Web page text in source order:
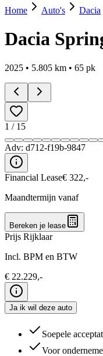
Home
Auto's Dacia
Dacia
2025 • 5.805 km • 65 pk
1 / 15
Adv: d712-f19b-9847
Financial Lease€ 322,-
Maandtermijn vanaf
Bereken je lease
Prijs Rijklaar
Incl. BPM en BTW
€ 22.229,-
Ja ik wil deze auto
Soepele
Voor